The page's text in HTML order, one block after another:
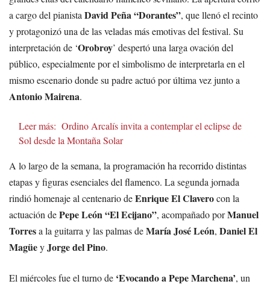
a cargo del pianista David Peña “Dorantes”, que llenó el recinto
y protagonizó una de las veladas más emotivas del festival. Su
interpretación de ‘Orobroy’ despertó una larga ovación del
público, especialmente por el simbolismo de interpretarla en el
mismo escenario donde su padre actuó por última vez junto a
Antonio Mairena.
Leer más: Ordino Arcalís invita a contemplar el eclipse de
Sol desde la Montaña Solar
A lo largo de la semana, la programación ha recorrido distintas
etapas y figuras esenciales del flamenco. La segunda jornada
rindió homenaje al centenario deEnrique El Claverocon la
actuación dePepe León “El Ecijano”, acompañado porManuel
Torresa la guitarra y las palmas deMaría José León, Daniel El
MagüeyJorge del Pino.
El miércoles fue el turno de ‘Evocando a Pepe Marchena’, un